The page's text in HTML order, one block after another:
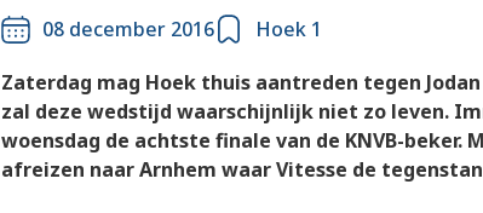
08 december 2016
Hoek 1
Zaterdag mag Hoek thuis aantreden tegen
zal deze wedstijd waarschijnlijk niet zo leven.
woensdag de achtste finale van de KNVB-beker.
afreizen naar Arnhem waar Vitesse de